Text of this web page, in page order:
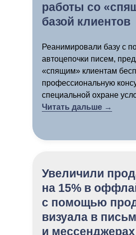
работы со
базой клиентов
Увеличили
на 15% в
с помощью
визуала в
и мессенджерах
Реанимировали базу с
автоцепочки писем,
«спящим» клиентам
профессиональную
специальной охране
Читать дальше →